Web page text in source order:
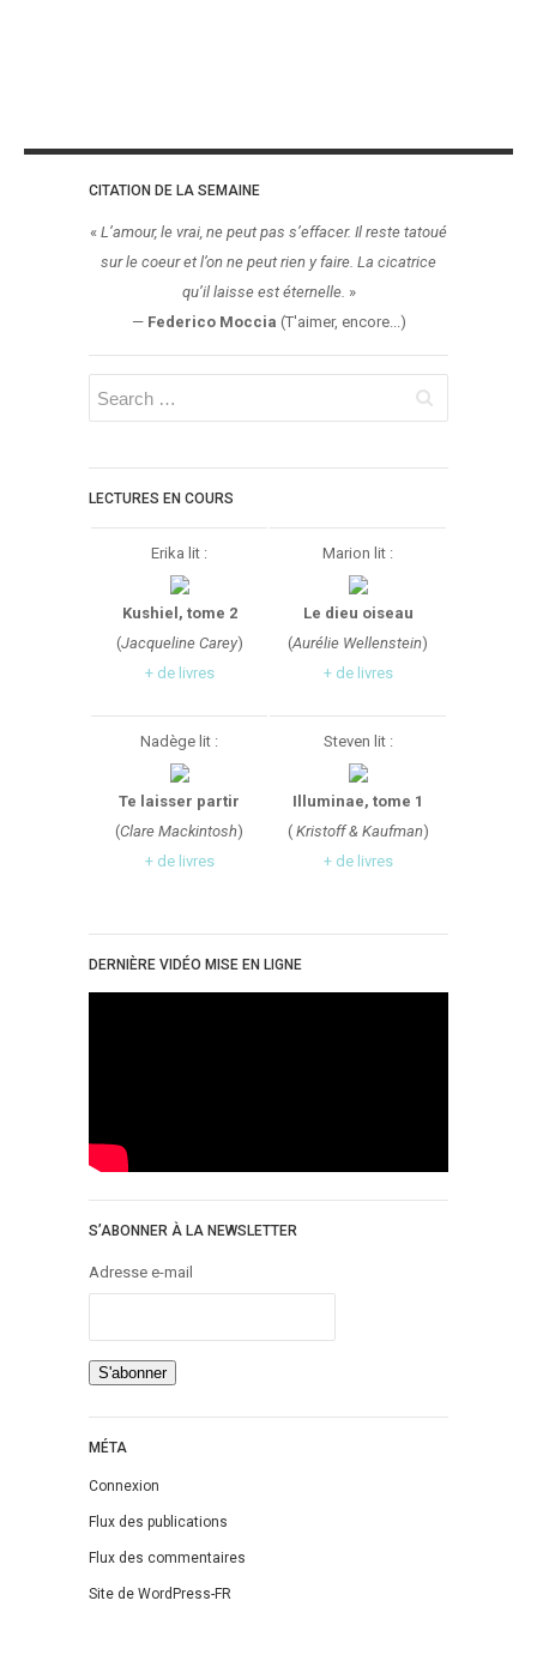
CITATION DE LA SEMAINE
« L’amour, le vrai, ne peut pas s’effacer. Il reste tatoué
sur le coeur et l’on ne peut rien y faire. La cicatrice
qu’il laisse est éternelle. »
— Federico Moccia (T'aimer, encore...)
LECTURES EN COURS
Erika lit :
Kushiel, tome 2
(Jacqueline Carey)
+ de livres
Marion lit :
Le dieu oiseau
(Aurélie Wellenstein)
+ de livres
Nadège lit :
Te laisser partir
(Clare Mackintosh)
+ de livres
Steven lit :
Illuminae, tome 1
(Kristoff & Kaufman)
+ de livres
DERNIÈRE VIDÉO MISE EN LIGNE
S’ABONNER À LA NEWSLETTER
Adresse e-mail
MÉTA
Connexion
Flux des publications
Flux des commentaires
Site de WordPress-FR